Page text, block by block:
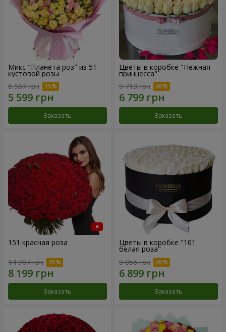
Микс "Планета роз" из 51
кустовой розы
6 587 грн
Заказать
Цветы в коробке "Нежная
принцесса"
9 713 грн
Заказать
151 красная роза
14 907 грн
Заказать
Цветы в коробке "101
белая роза"
9 856 грн
Заказать